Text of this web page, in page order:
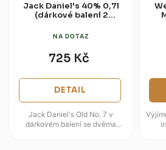
Jack Daniel's 40% 0,7l
(dárkové balení 2
NA DOTAZ
725 Kč
DETAIL
Jack Daniel's Old No. 7 v
dárkovém balení se dvěma